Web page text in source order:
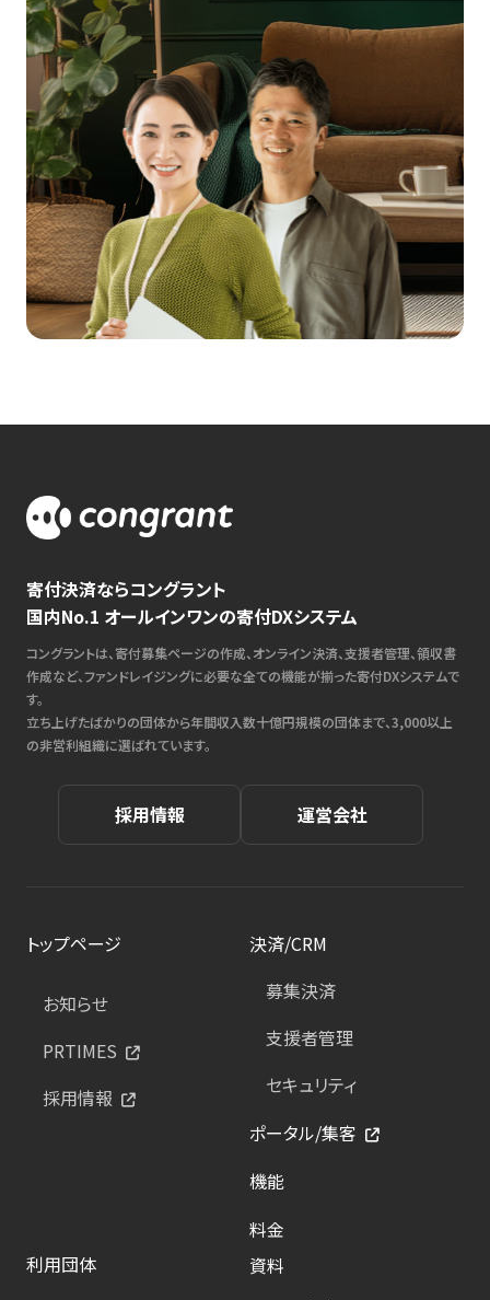
寄付決済ならコングラント
国内No.1 オールインワンの寄付DXシステム
コングラントは、寄付募集ページの作成、オンライン決済、支援者管理、領収書
作成など、ファンドレイジングに必要な全ての機能が揃った寄付DXシステムで
す。
立ち上げたばかりの団体から年間収入数十億円規模の団体まで、3,000以上
の非営利組織に選ばれています。
採用情報 運営会社
トップページ
お知らせ
PRTIMES
採用情報
決済/CRM
募集決済
支援者管理
セキュリティ
ポータル/集客
機能
料金
利用団体
資料